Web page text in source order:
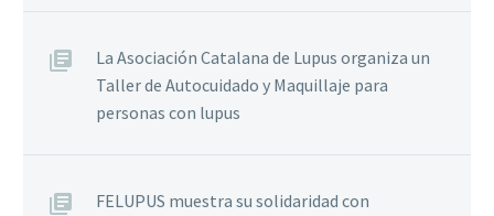
La Asociación Catalana de Lupus organiza un
Taller de Autocuidado y Maquillaje para
personas con lupus
FELUPUS muestra su solidaridad con